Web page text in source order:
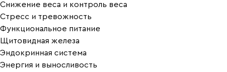
Снижение веса и контроль веса
Стресс и тревожность
Функциональное питание
Щитовидная железа
Эндокринная система
Энергия и выносливость